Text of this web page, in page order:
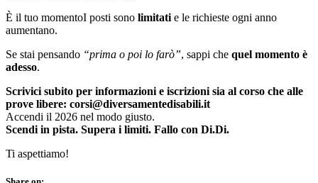
È il tuo momentoI posti sono limitati e le richieste ogni anno
aumentano.
Se stai pensando “prima o poi lo farò”, sappi che quel momento è
adesso.
Scrivici subito per informazioni e iscrizioni sia al corso che alle
prove libere: corsi@diversamentedisabili.it
Accendi il 2026 nel modo giusto.
Scendi in pista. Supera i limiti. Fallo con Di.Di.
Ti aspettiamo!